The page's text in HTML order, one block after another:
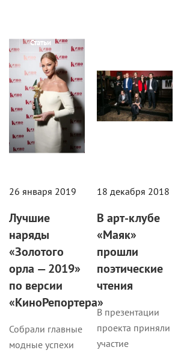
Статьи
26 января 2019
Лучшие
наряды
«Золотого
орла — 2019»
по версии
«КиноРепортера»
Собрали главные
модные успехи
18 декабря 2018
В арт-клубе
«Маяк»
прошли
поэтические
чтения
В презентации
проекта приняли
участие